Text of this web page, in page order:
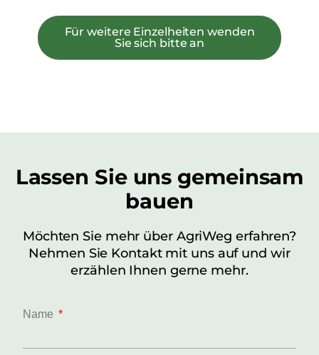
Für weitere Einzelheiten wenden
Sie sich bitte an
Lassen Sie uns gemeinsam
bauen
Möchten Sie mehr über AgriWeg erfahren?
Nehmen Sie Kontakt mit uns auf und wir
erzählen Ihnen gerne mehr.
Name